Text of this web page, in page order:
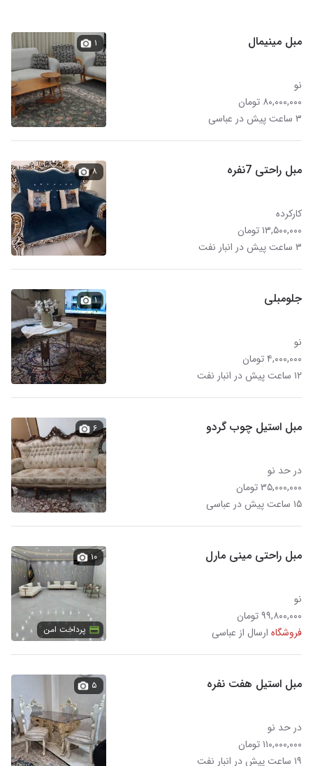
مبل مینیمال
نو
۸۰,۰۰۰,۰۰۰ تومان
۳ ساعت پیش در عباسی
۱
مبل راحتی 7نفره
کارکرده
۱۳,۵۰۰,۰۰۰ تومان
۳ ساعت پیش در انبار نفت
۸
جلومبلی
نو
۴,۰۰۰,۰۰۰ تومان
۱۲ ساعت پیش در انبار نفت
۱
مبل استیل چوب گردو
در حد نو
۳۵,۰۰۰,۰۰۰ تومان
۱۵ ساعت پیش در عباسی
۶
مبل راحتی مینی مارل
نو
۹۹,۸۰۰,۰۰۰ تومان
فروشگاه ارسال از عباسی
۱۰
پرداخت امن
مبل استیل هفت نفره
در حد نو
۱۱۰,۰۰۰,۰۰۰ تومان
۱۹ ساعت پیش در انبار نفت
۵